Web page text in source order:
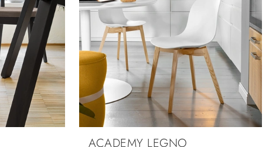
ACADEMY LEGNO